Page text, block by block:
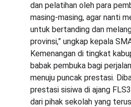
dan pelatihan oleh para
masing-masing, agar nanti
untuk bertanding dan
provinsi,” ungkap kepala
Kemenangan di tingkat
babak pembuka bagi
menuju puncak prestasi.
prestasi sisiwa di ajang
dari pihak sekolah yang